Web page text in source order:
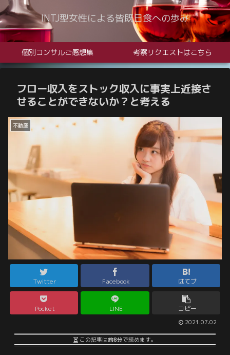
INTJ型女性による皆既日食への歩み
個別コンサルご感想集 考察リクエストはこちら
フロー収入をストック収入に事実上近接さ
せることができないか？と考える
不動産
Twitter Facebook はてブ
Pocket LINE コピー
2021.07.02
この記事は約8分で読めます。